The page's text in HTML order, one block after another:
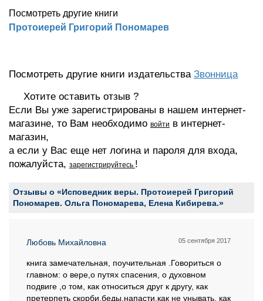
Посмотреть другие книги
Протоиерей Григорий Пономарев
Посмотреть другие книги издательства Звонница
Хотите оставить отзыв ?
Если Вы уже зарегистрированы в нашем интернет-
магазине, то Вам необходимо войти в интернет-
магазин,
а если у Вас еще нет логина и пароля для входа,
пожалуйста, зарегистрируйтесь !
Отзывы о «Исповедник веры. Протоиерей Григорий
Пономарев. Ольга Пономарева, Елена Кибирева.»
Любовь Михайловна 05 сентября 2017
книга замечательная, поучительная .Говориться о
главном: о вере,о путях спасения, о духовном
подвиге ,о том, как относиться друг к другу, как
претерпеть скорби,беды,напасти,как не унывать, как